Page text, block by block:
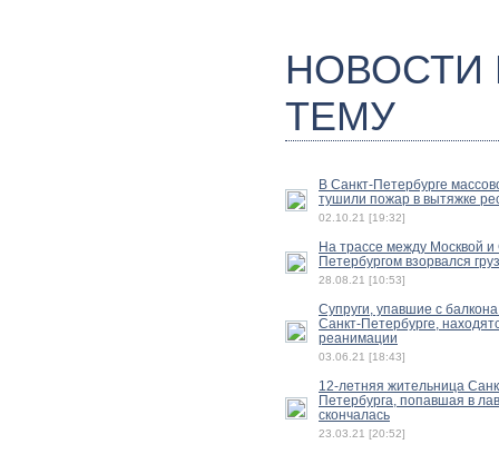
ТЕМУ
В Санкт-Петербурге
тушили пожар в вытяжке
02.10.21 [19:32]
На трассе между Москвой и
Петербургом взорвался
28.08.21 [10:53]
Супруги, упавшие с балкона
Санкт-Петербурге,
реанимации
03.06.21 [18:43]
12-летняя жительница
Петербурга, попавшая в
скончалась
23.03.21 [20:52]